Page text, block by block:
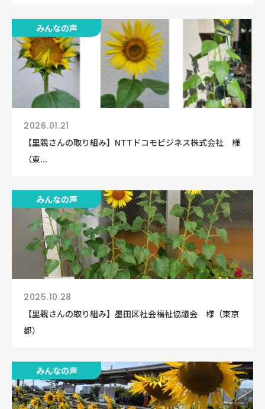
みんなの声
2026.01.21
【里親さんの取り組み】NTTドコモビジネス株式会社 様
（東...
みんなの声
2025.10.28
【里親さんの取り組み】墨田区社会福祉協議会 様（東京
都）
みんなの声